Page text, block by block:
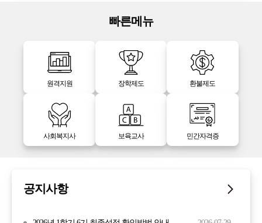
빠른메뉴
원격지원 장학제도 환불제도
사회복지사 보육교사 민간자격증
공지사항